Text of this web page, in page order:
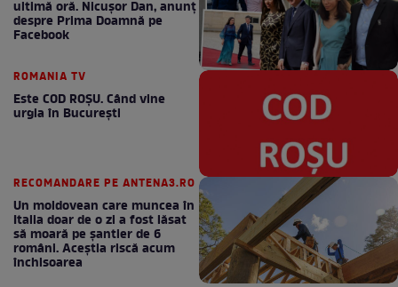
ultimă oră. Nicuşor Dan, anunţ
despre Prima Doamnă pe
Facebook
ROMANIA TV
Este COD ROŞU. Când vine
urgia în Bucureşti
RECOMANDARE PE ANTENA3.RO
Un moldovean care muncea în
Italia doar de o zi a fost lăsat
să moară pe şantier de 6
români. Aceștia riscă acum
închisoarea